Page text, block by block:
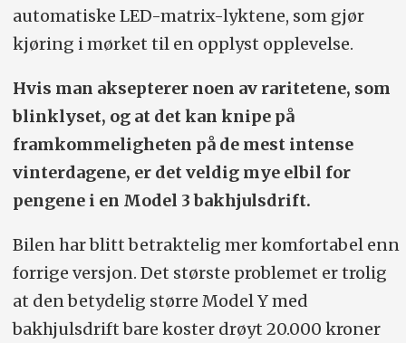
automatiske LED-matrix-lyktene, som gjør
kjøring i mørket til en opplyst opplevelse.
Hvis man aksepterer noen av raritetene, som
blinklyset, og at det kan knipe på
framkommeligheten på de mest intense
vinterdagene, er det veldig mye elbil for
pengene i en Model 3 bakhjulsdrift.
Bilen har blitt betraktelig mer komfortabel enn
forrige versjon. Det største problemet er trolig
at den betydelig større Model Y med
bakhjulsdrift bare koster drøyt 20.000 kroner